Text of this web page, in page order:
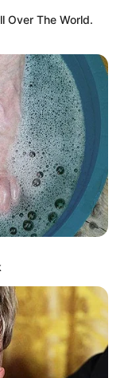
-
St.
der
sehenswertes
zu besonderen
Gruppen nach
Informationen
.
im Starnberger
Anlage ist das
Seefeld. Sie
zu Toerring-
für Künstler und
deren bunte
kann.
gräfliche
Over The World.